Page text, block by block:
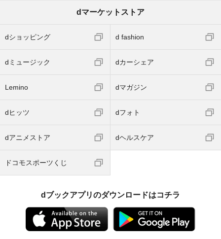
dマーケットストア
dショッピング d fashion
dミュージック dカーシェア
Lemino dマガジン
dヒッツ dフォト
dアニメストア dヘルスケア
ドコモスポーツくじ
dブックアプリのダウンロードはコチラ